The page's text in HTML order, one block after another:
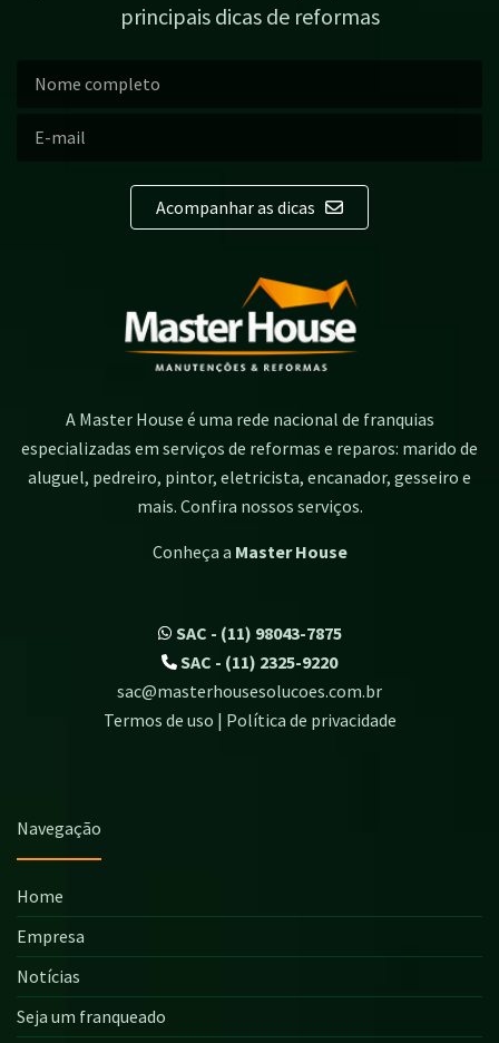
principais dicas de reformas
Acompanhar as dicas
A Master House é uma rede nacional de franquias
especializadas em serviços de reformas e reparos: marido de
aluguel, pedreiro, pintor, eletricista, encanador, gesseiro e
mais. Confira nossos serviços.
Conheça a Master House
SAC - (11) 98043-7875
SAC - (11) 2325-9220
sac@masterhousesolucoes.com.br
Termos de uso | Política de privacidade
Navegação
Home
Empresa
Notícias
Seja um franqueado